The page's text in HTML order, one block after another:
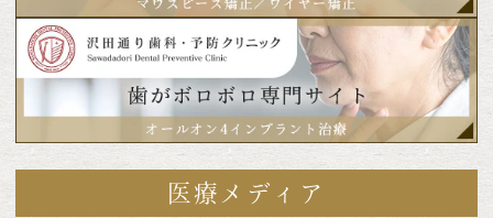
医療メディア